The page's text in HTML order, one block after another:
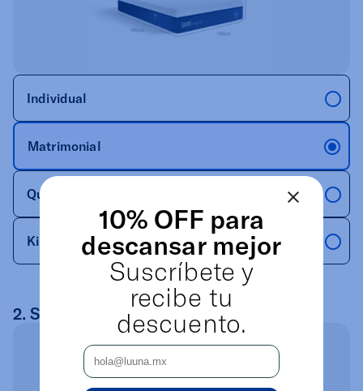
Individual
Matrimonial
Queen
King
2. Selecciona la firmeza
10% OFF para
descansar mejor
Suscríbete y
recibe tu
descuento.